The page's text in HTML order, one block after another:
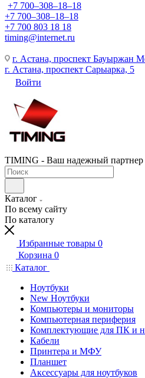
+7 700‒308‒18‒18
+7 700‒308‒18‒18
+7 700 803 18 18
timing@internet.ru
г. Астана, проспект Бауыржан
г. Астана, проспект Сарыарка, 5
Войти
TIMING - Ваш надежный партнер
Каталог
По всему сайту
По каталогу
Избранные товары 0
Корзина 0
Каталог
Ноутбуки
New Ноутбуки
Компьютеры и мониторы
Компьютерная периферия
Комплектующие для ПК и
Кабели
Принтера и МФУ
Планшет
Аксессуары для ноутбуков